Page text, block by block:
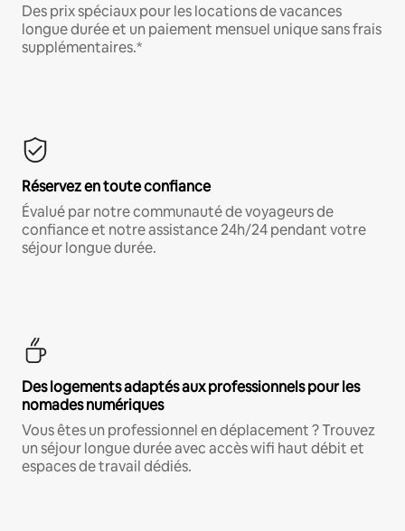
Des prix spéciaux pour les locations de vacances
longue durée et un paiement mensuel unique sans frais
supplémentaires.*
Réservez en toute confiance
Évalué par notre communauté de voyageurs de
confiance et notre assistance 24h/24 pendant votre
séjour longue durée.
Des logements adaptés aux professionnels pour les
nomades numériques
Vous êtes un professionnel en déplacement ? Trouvez
un séjour longue durée avec accès wifi haut débit et
espaces de travail dédiés.